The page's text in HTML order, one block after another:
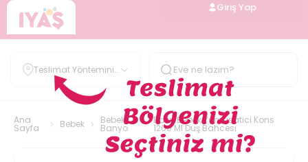
Giriş Yap
Teslimat Yöntemini
Belirle
Ana
Sayfa Bebek Bebek
Banyo
Dalin Bebek Yumusatici Kons
1200 Ml Duş Bahcesi